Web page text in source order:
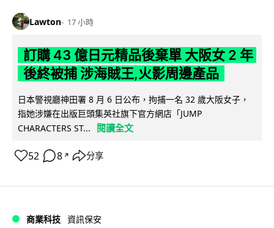
Lawton 17 小時
訂購 43 億日元精品後棄單 大阪女 2 年
後終被捕 涉海賊王,火影周邊產品
日本警視廳神田署 8 月 6 日公布，拘捕一名 32 歲大阪女子，
指她涉嫌在出版巨頭集英社旗下官方網店「JUMP
CHARACTERS ST...
閱讀全文
52 8 ↗ 分享
商業科技 資訊保安